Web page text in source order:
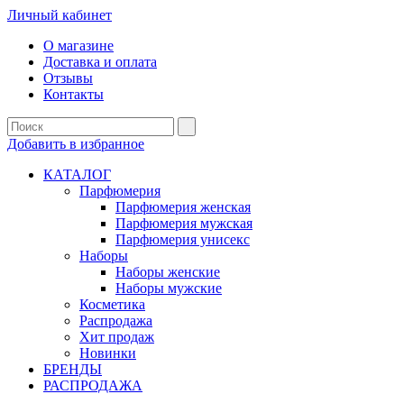
Личный кабинет
О магазине
Доставка и оплата
Отзывы
Контакты
Добавить в избранное
КАТАЛОГ
Парфюмерия
Парфюмерия женская
Парфюмерия мужская
Парфюмерия унисекс
Наборы
Наборы женские
Наборы мужские
Косметика
Распродажа
Хит продаж
Новинки
БРЕНДЫ
РАСПРОДАЖА